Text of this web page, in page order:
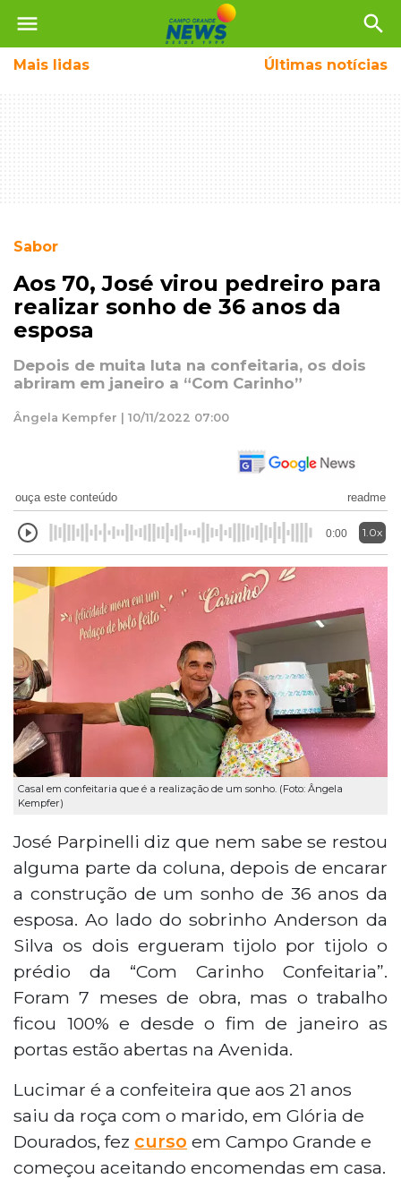
menu search
Mais lidas Últimas notícias
Sabor
Aos 70, José virou pedreiro para
realizar sonho de 36 anos da
esposa
Depois de muita luta na confeitaria, os dois
abriram em janeiro a “Com Carinho”
Ângela Kempfer | 10/11/2022 07:00
ouça este conteúdo readme
0:00 1.0x
Casal em confeitaria que é a realização de um sonho. (Foto: Ângela
Kempfer)
José Parpinelli diz que nem sabe se restou
alguma parte da coluna, depois de encarar
a construção de um sonho de 36 anos da
esposa. Ao lado do sobrinho Anderson da
Silva os dois ergueram tijolo por tijolo o
prédio da “Com Carinho Confeitaria”.
Foram 7 meses de obra, mas o trabalho
ficou 100% e desde o fim de janeiro as
portas estão abertas na Avenida.
Lucimar é a confeiteira que aos 21 anos
saiu da roça com o marido, em Glória de
Dourados, fez curso em Campo Grande e
começou aceitando encomendas em casa.